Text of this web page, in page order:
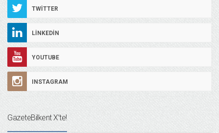
TWITTER
LINKEDIN
YOUTUBE
INSTAGRAM
GazeteBilkent X’te!